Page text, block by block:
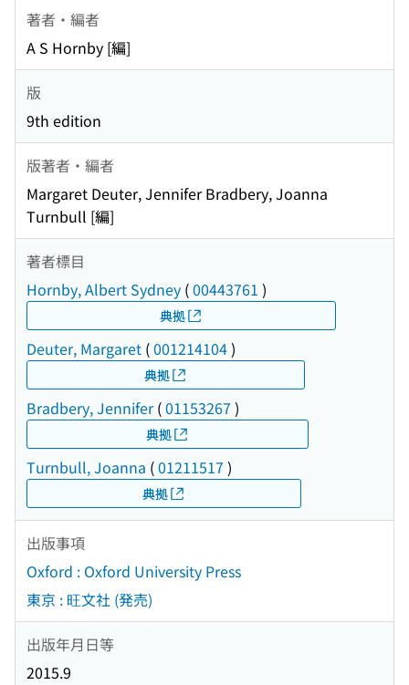
著者・編者
A S Hornby [編]
版
9th edition
版著者・編者
Margaret Deuter, Jennifer Bradbery, Joanna
Turnbull [編]
著者標目
Hornby, Albert Sydney (00443761 )
典拠
Deuter, Margaret (001214104)
典拠
Bradbery, Jennifer(01153267 )
典拠
Turnbull, Joanna (01211517 )
典拠
出版事項
Oxford : Oxford University Press
東京 : 旺文社 (発売)
出版年月日等
2015.9